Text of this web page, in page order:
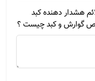
هشدار دهنده کبد
گوارش و کبد چیست ؟